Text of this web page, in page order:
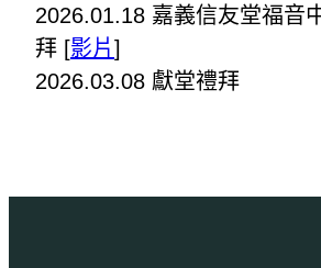
2026.01.18 嘉義信友堂福音
拜 [影片]
2026.03.08 獻堂禮拜